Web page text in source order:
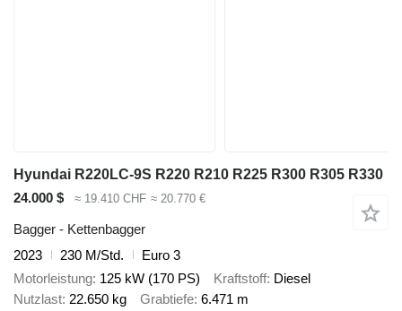
Hyundai R220LC-9S R220 R210 R225 R300 R305 R330
24.000 $
≈ 19.410 CHF ≈ 20.770 €
Bagger - Kettenbagger
2023
230 M/Std.
Euro 3
Motorleistung 125 kW (170 PS) Kraftstoff Diesel
Nutzlast 22.650 kg Grabtiefe 6.471 m